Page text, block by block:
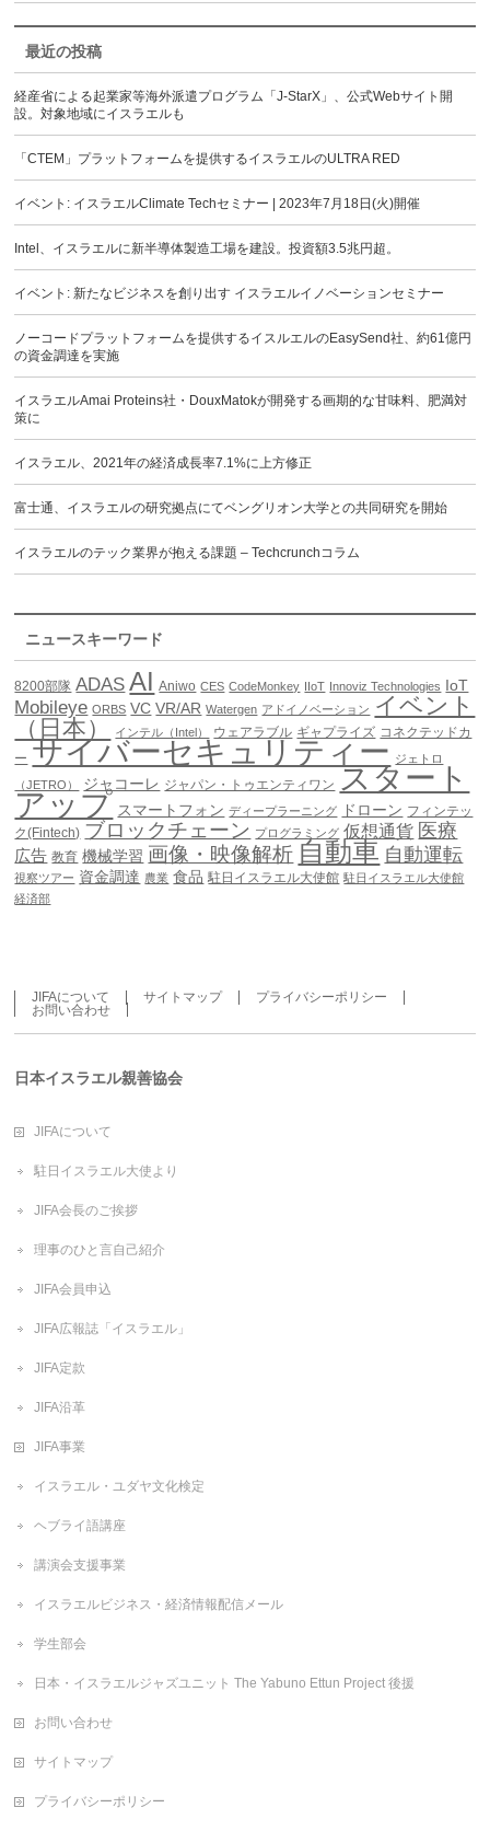
最近の投稿
経産省による起業家等海外派遣プログラム「J-StarX」、公式Webサイト開
設。対象地域にイスラエルも
「CTEM」プラットフォームを提供するイスラエルのULTRA RED
イベント: イスラエルClimate Techセミナー | 2023年7月18日(火)開催
Intel、イスラエルに新半導体製造工場を建設。投資額3.5兆円超。
イベント: 新たなビジネスを創り出す イスラエルイノベーションセミナー
ノーコードプラットフォームを提供するイスルエルのEasySend社、約61億円
の資金調達を実施
イスラエルAmai Proteins社・DouxMatokが開発する画期的な甘味料、肥満対
策に
イスラエル、2021年の経済成長率7.1%に上方修正
富士通、イスラエルの研究拠点にてベングリオン大学との共同研究を開始
イスラエルのテック業界が抱える課題 – Techcrunchコラム
ニュースキーワード
8200部隊 ADAS AI Aniwo CES CodeMonkey IIoT Innoviz Technologies IoT
Mobileye ORBS VC VR/AR Watergen アドイノベーション イベント
（日本）
インテル（Intel） ウェアラブル ギャプライズ コネクテッドカ
ー サイバーセキュリティー ジェトロ
（JETRO）
ジャコーレ ジャパン・トゥエンティワン スタート
アップ スマートフォン ディープラーニング ドローン フィンテッ
ク(Fintech) ブロックチェーン プログラミング 仮想通貨 医療
広告 教育 機械学習 画像・映像解析 自動車 自動運転
視察ツアー 資金調達 農業 食品 駐日イスラエル大使館 駐日イスラエル大使館
経済部
JIFAについて サイトマップ
プライバシーポリシー
お問い合わせ
日本イスラエル親善協会
JIFAについて
駐日イスラエル大使より
JIFA会長のご挨拶
理事のひと言自己紹介
JIFA会員申込
JIFA広報誌「イスラエル」
JIFA定款
JIFA沿革
JIFA事業
イスラエル・ユダヤ文化検定
ヘブライ語講座
講演会支援事業
イスラエルビジネス・経済情報配信メール
学生部会
日本・イスラエルジャズユニット The Yabuno Ettun Project 後援
お問い合わせ
サイトマップ
プライバシーポリシー